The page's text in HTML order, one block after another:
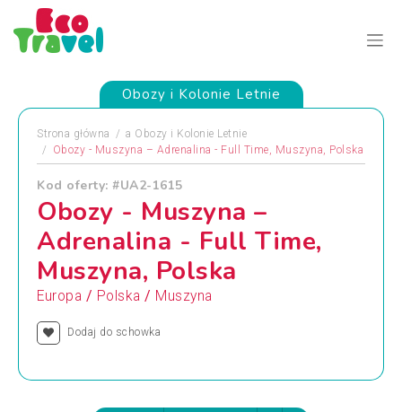
Obozy i Kolonie Letnie
Strona główna a Obozy i Kolonie Letnie
Obozy - Muszyna – Adrenalina - Full Time, Muszyna, Polska
Kod oferty: #UA2-1615
Obozy - Muszyna –
Adrenalina - Full Time,
Muszyna, Polska
Europa / Polska / Muszyna
Dodaj do schowka